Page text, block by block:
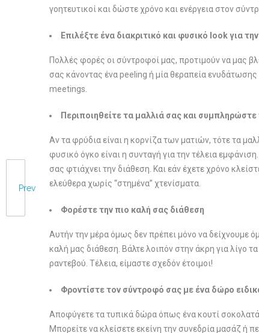
Prev
γοητευτικοί και δώστε χρόνο και ενέργεια στον
Επιλέξτε ένα διακριτικό και φυσικό look για
Πολλές φορές οι σύντροφοί μας, προτιμούν να μας
σας κάνοντας ένα peeling ή μία θεραπεία
meetings.
Περιποιηθείτε τα μαλλιά σας και συμπληρώστε
Αν τα φρύδια είναι η κορνίζα των ματιών, τότε τα
φυσικό όγκο είναι η συνταγή για την τέλεια
σας φτιάχνει την διάθεση. Και εάν έχετε χρόνο
ελεύθερα χωρίς “στημένα” χτενίσματα.
Φορέστε την πιο καλή σας διάθεση
Αυτήν την μέρα όμως δεν πρέπει μόνο να δείχνουμε
καλή μας διάθεση. Βάλτε λοιπόν στην άκρη για λίγο
ραντεβού. Τέλεια, είμαστε σχεδόν έτοιμοι!
Φροντίστε τον σύντροφό σας με ένα δώρο
Αποφύγετε τα τυπικά δώρα όπως ένα κουτί
Μπορείτε να κλείσετε εκείνη την συνεδρία μασάζ ή